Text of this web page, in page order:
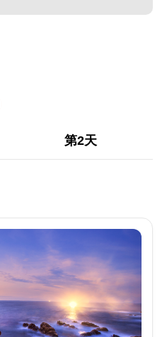
第2天